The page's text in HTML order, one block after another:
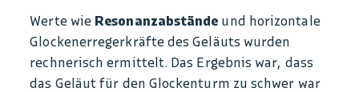
Werte wie Resonanzabstände und horizontale
Glockenerregerkräfte des Geläuts wurden
rechnerisch ermittelt. Das Ergebnis war, dass
das Geläut für den Glockenturm zu schwer war